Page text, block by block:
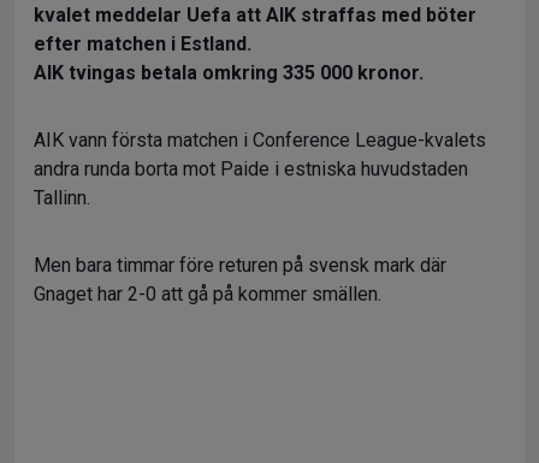
kvalet meddelar Uefa att AIK straffas med böter
efter matchen i Estland.
AIK tvingas betala omkring 335 000 kronor.
AIK vann första matchen i Conference League-kvalets
andra runda borta mot Paide i estniska huvudstaden
Tallinn.
Men bara timmar före returen på svensk mark där
Gnaget har 2-0 att gå på kommer smällen.